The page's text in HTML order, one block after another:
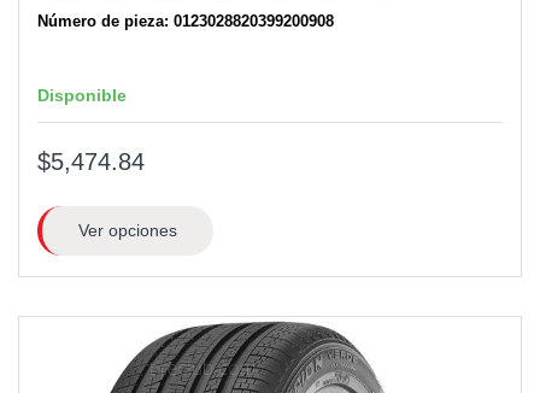
Número de pieza: 0123028820399200908
Disponible
$5,474.84
Ver opciones